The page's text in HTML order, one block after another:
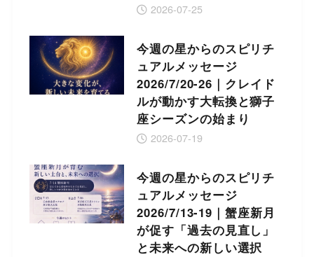
2026-07-25
今週の星からのスピリチ
ュアルメッセージ
2026/7/20-26｜クレイド
ルが動かす大転換と獅子
座シーズンの始まり
2026-07-19
今週の星からのスピリチ
ュアルメッセージ
2026/7/13-19｜蟹座新月
が促す「過去の見直し」
と未来への新しい選択